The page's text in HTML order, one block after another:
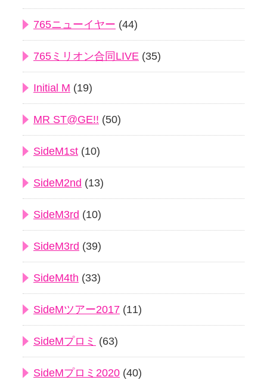
765ニューイヤー (44)
765ミリオン合同LIVE (35)
Initial M (19)
MR ST@GE!! (50)
SideM1st (10)
SideM2nd (13)
SideM3rd (10)
SideM3rd (39)
SideM4th (33)
SideMツアー2017 (11)
SideMプロミ (63)
SideMプロミ2020 (40)